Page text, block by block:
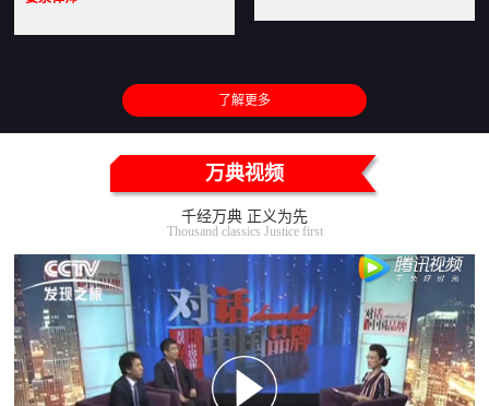
了解更多
万典视频
千经万典 正义为先
Thousand classics Justice first